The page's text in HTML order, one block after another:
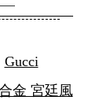
Gucci
金 宮廷風